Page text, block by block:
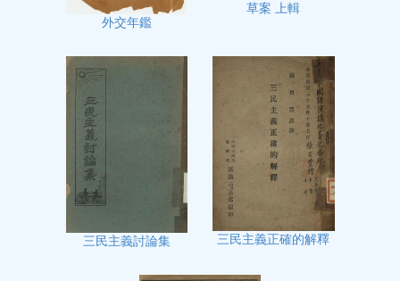
外交年鑑
草案 上輯
三民主義討論集 三民主義正確的解釋